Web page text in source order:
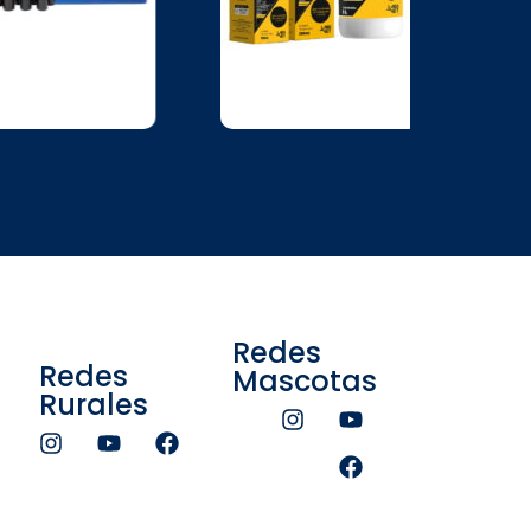
Redes
Rurales
Redes
Mascotas